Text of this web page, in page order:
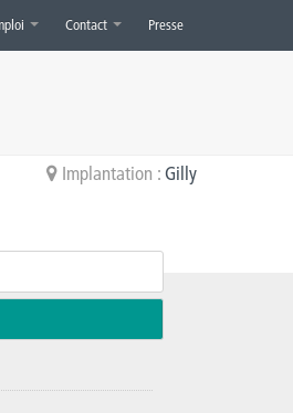
Contact Presse
Implantation :Gilly